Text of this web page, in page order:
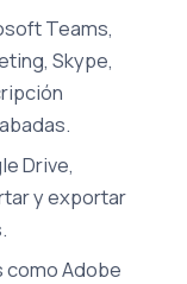
Teams,
Skype,
Drive,
y exportar
Adobe